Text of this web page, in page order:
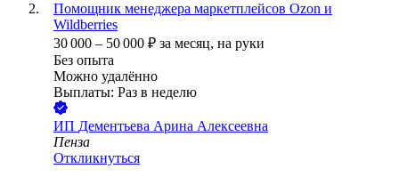
Помощник менеджера маркетплейсов Ozon и
Wildberries
30 000 – 50 000 ₽ за месяц, на руки
Без опыта
Можно удалённо
Выплаты: Раз в неделю
ИП Дементьева Арина Алексеевна
Пенза
Откликнуться